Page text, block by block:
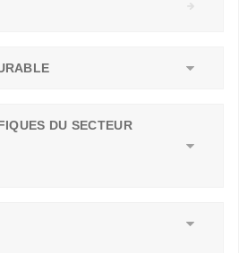
DU SECTEUR